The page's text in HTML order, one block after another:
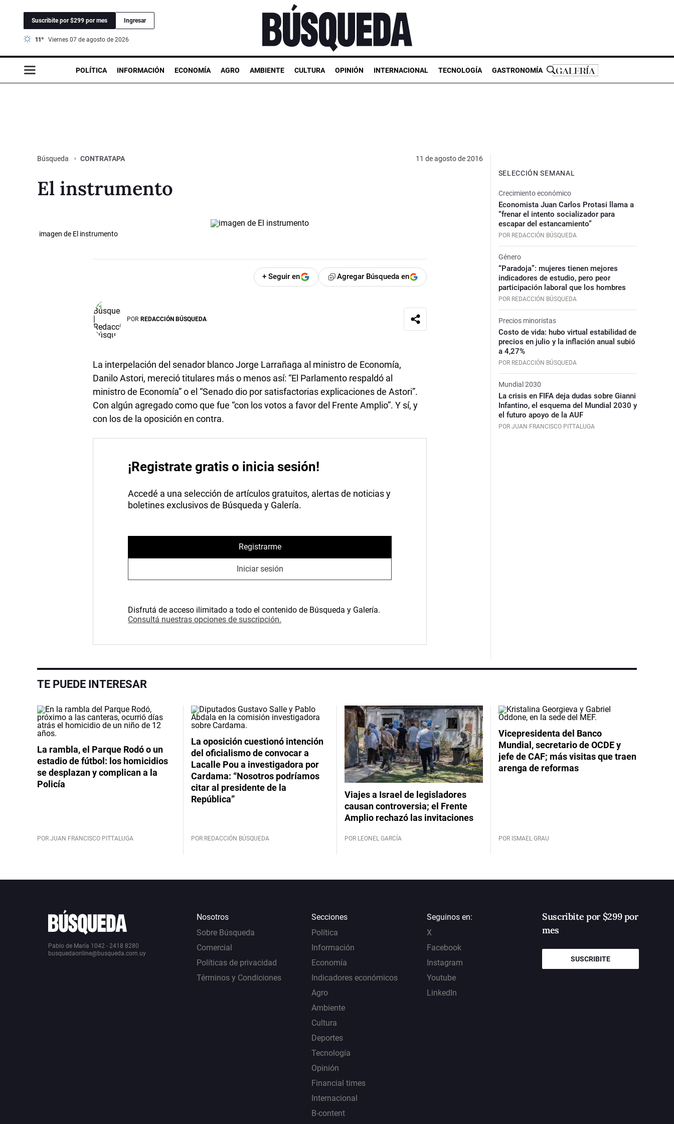
Suscribite por $299 por mes Ingresar
11° viernes 07 de agosto de 2026
POLÍTICA INFORMACIÓN ECONOMÍA AGRO AMBIENTE CULTURA OPINIÓN INTERNACIONAL TECNOLOGÍA GASTRONOMÍA
Búsqueda CONTRATAPA 11 de agosto de 2016
El instrumento
imagen de El instrumento
+ Seguir en Agregar Búsqueda en
POR REDACCIÓN BÚSQUEDA
La interpelación del senador blanco Jorge Larrañaga al ministro de Economía,
Danilo Astori, mereció titulares más o menos así: “El Parlamento respaldó al
ministro de Economía” o el “Senado dio por satisfactorias explicaciones de Astori”.
Con algún agregado como que fue “con los votos a favor del Frente Amplio”. Y sí, y
con los de la oposición en contra.
¡Registrate gratis o inicia sesión!
Accedé a una selección de artículos gratuitos, alertas de noticias y
boletines exclusivos de Búsqueda y Galería.
Registrarme
Iniciar sesión
Disfrutá de acceso ilimitado a todo el contenido de Búsqueda y Galería.
Consultá nuestras opciones de suscripción.
SELECCIÓN SEMANAL
Crecimiento económico
Economista Juan Carlos Protasi llama a
“frenar el intento socializador para
escapar del estancamiento”
POR REDACCIÓN BÚSQUEDA
Género
“Paradoja”: mujeres tienen mejores
indicadores de estudio, pero peor
participación laboral que los hombres
POR REDACCIÓN BÚSQUEDA
Precios minoristas
Costo de vida: hubo virtual estabilidad de
precios en julio y la inflación anual subió
a 4,27%
POR REDACCIÓN BÚSQUEDA
Mundial 2030
La crisis en FIFA deja dudas sobre Gianni
Infantino, el esquema del Mundial 2030 y
el futuro apoyo de la AUF
POR JUAN FRANCISCO PITTALUGA
TE PUEDE INTERESAR
La rambla, el Parque Rodó o un
estadio de fútbol: los homicidios
se desplazan y complican a la
Policía
POR JUAN FRANCISCO PITTALUGA
La oposición cuestionó intención
del oficialismo de convocar a
Lacalle Pou a investigadora por
Cardama: “Nosotros podríamos
citar al presidente de la
República”
POR REDACCIÓN BÚSQUEDA
Viajes a Israel de legisladores
causan controversia; el Frente
Amplio rechazó las invitaciones
POR LEONEL GARCÍA
Vicepresidenta del Banco
Mundial, secretario de OCDE y
jefe de CAF; más visitas que traen
arenga de reformas
POR ISMAEL GRAU
Pablo de María 1042 - 2418 8280
busquedaonline@busqueda.com.uy
Nosotros
Sobre Búsqueda
Comercial
Políticas de privacidad
Términos y Condiciones
Secciones
Política
Información
Economía
Indicadores económicos
Agro
Ambiente
Cultura
Deportes
Tecnología
Opinión
Financial times
Internacional
B-content
Seguinos en:
X
Facebook
Instagram
Youtube
LinkedIn
Suscribite por $299 por
mes
SUSCRIBITE